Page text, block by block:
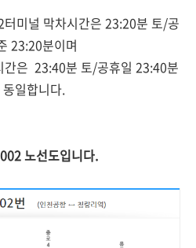
미널 막차시간은 23:20분 토/공
23:20분이며
간은 23:40분 토/공휴일 23:40분
일합니다.
노선도입니다.